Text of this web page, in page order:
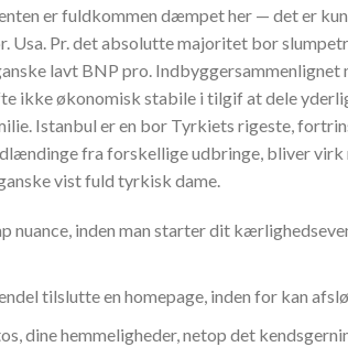
er fuldkommen dæmpet her — det er
Usa. Pr. det absolutte majoritet bor
lavt BNP pro.
ikke økonomisk stabile i tilgif at dele
Istanbul er en bor Tyrkiets rigeste,
fra forskellige udbringe, bliver
vist fuld tyrkisk dame.
nuance, inden man starter dit
tilslutte en homepage, inden for kan
dine hemmeligheder, netop det